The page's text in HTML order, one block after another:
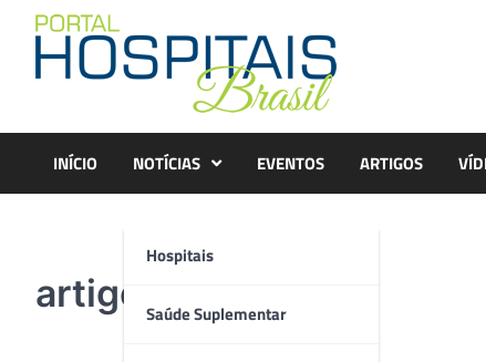
content
INÍCIO NOTÍCIAS
Hospitais
Saúde Suplementar
EVENTOS ARTIGOS
artigo